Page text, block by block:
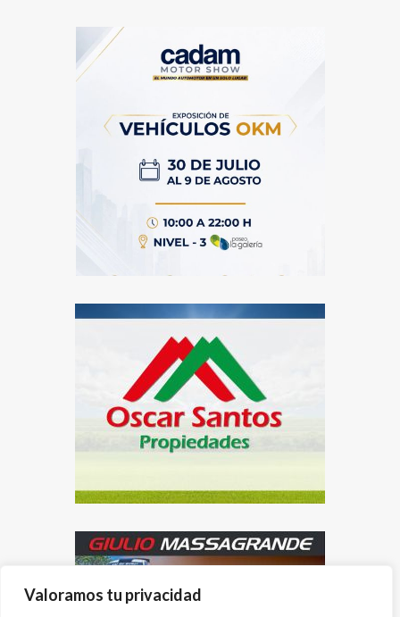
Valoramos tu privacidad